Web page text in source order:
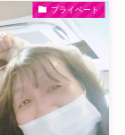
プライベート